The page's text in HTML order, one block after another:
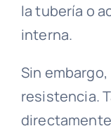
la tubería o
interna.
Sin embargo,
resistencia.